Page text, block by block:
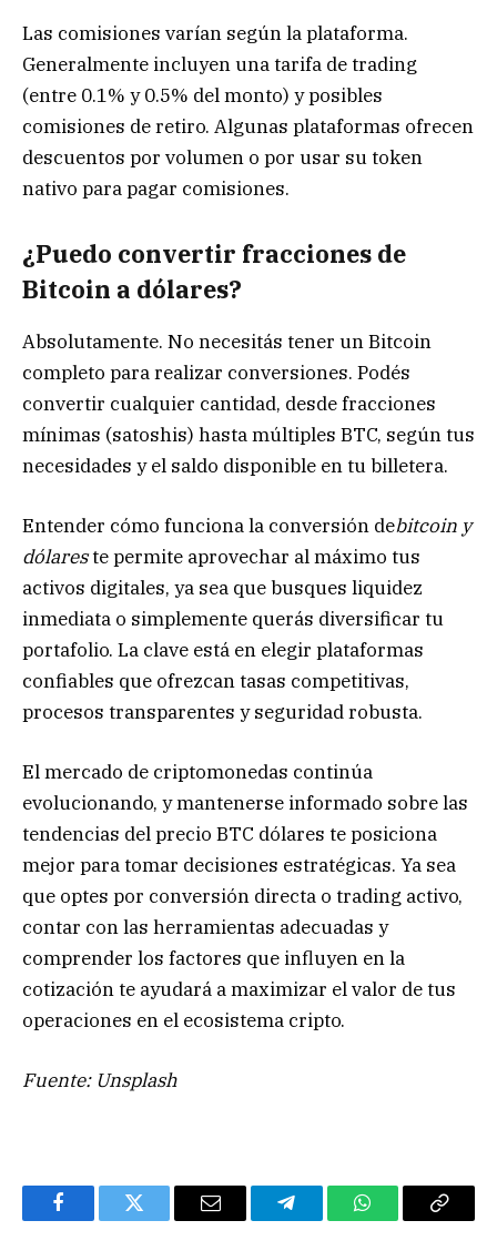
Las comisiones varían según la plataforma.
Generalmente incluyen una tarifa de trading
(entre 0.1% y 0.5% del monto) y posibles
comisiones de retiro. Algunas plataformas ofrecen
descuentos por volumen o por usar su token
nativo para pagar comisiones.
¿Puedo convertir fracciones de
Bitcoin a dólares?
Absolutamente. No necesitás tener un Bitcoin
completo para realizar conversiones. Podés
convertir cualquier cantidad, desde fracciones
mínimas (satoshis) hasta múltiples BTC, según tus
necesidades y el saldo disponible en tu billetera.
Entender cómo funciona la conversión debitcoin y
dólareste permite aprovechar al máximo tus
activos digitales, ya sea que busques liquidez
inmediata o simplemente querás diversificar tu
portafolio. La clave está en elegir plataformas
confiables que ofrezcan tasas competitivas,
procesos transparentes y seguridad robusta.
El mercado de criptomonedas continúa
evolucionando, y mantenerse informado sobre las
tendencias del precio BTC dólares te posiciona
mejor para tomar decisiones estratégicas. Ya sea
que optes por conversión directa o trading activo,
contar con las herramientas adecuadas y
comprender los factores que influyen en la
cotización te ayudará a maximizar el valor de tus
operaciones en el ecosistema cripto.
Fuente: Unsplash
FacebookTwitter Email TelegramWhatsAppCopy